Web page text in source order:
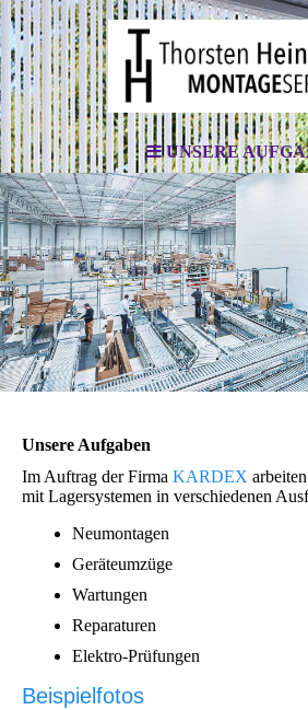
UNSERE
Unsere Aufgaben
Im Auftrag der Firma KARDEX
mit Lagersystemen in verschiedenen
Neumontagen
Geräteumzüge
Wartungen
Reparaturen
Elektro-Prüfungen
Beispielfotos